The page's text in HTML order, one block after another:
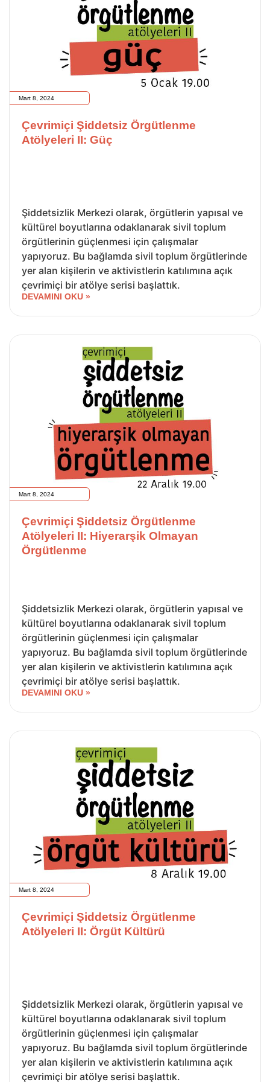
Mart 8, 2024
Çevrimiçi Şiddetsiz Örgütlenme
Atölyeleri II: Güç
Şiddetsizlik Merkezi olarak, örgütlerin yapısal ve
kültürel boyutlarına odaklanarak sivil toplum
örgütlerinin güçlenmesi için çalışmalar
yapıyoruz. Bu bağlamda sivil toplum örgütlerinde
yer alan kişilerin ve aktivistlerin katılımına açık
çevrimiçi bir atölye serisi başlattık.
DEVAMINI OKU »
Mart 8, 2024
Çevrimiçi Şiddetsiz Örgütlenme
Atölyeleri II: Hiyerarşik Olmayan
Örgütlenme
Şiddetsizlik Merkezi olarak, örgütlerin yapısal ve
kültürel boyutlarına odaklanarak sivil toplum
örgütlerinin güçlenmesi için çalışmalar
yapıyoruz. Bu bağlamda sivil toplum örgütlerinde
yer alan kişilerin ve aktivistlerin katılımına açık
çevrimiçi bir atölye serisi başlattık.
DEVAMINI OKU »
Mart 8, 2024
Çevrimiçi Şiddetsiz Örgütlenme
Atölyeleri II: Örgüt Kültürü
Şiddetsizlik Merkezi olarak, örgütlerin yapısal ve
kültürel boyutlarına odaklanarak sivil toplum
örgütlerinin güçlenmesi için çalışmalar
yapıyoruz. Bu bağlamda sivil toplum örgütlerinde
yer alan kişilerin ve aktivistlerin katılımına açık
çevrimiçi bir atölye serisi başlattık.